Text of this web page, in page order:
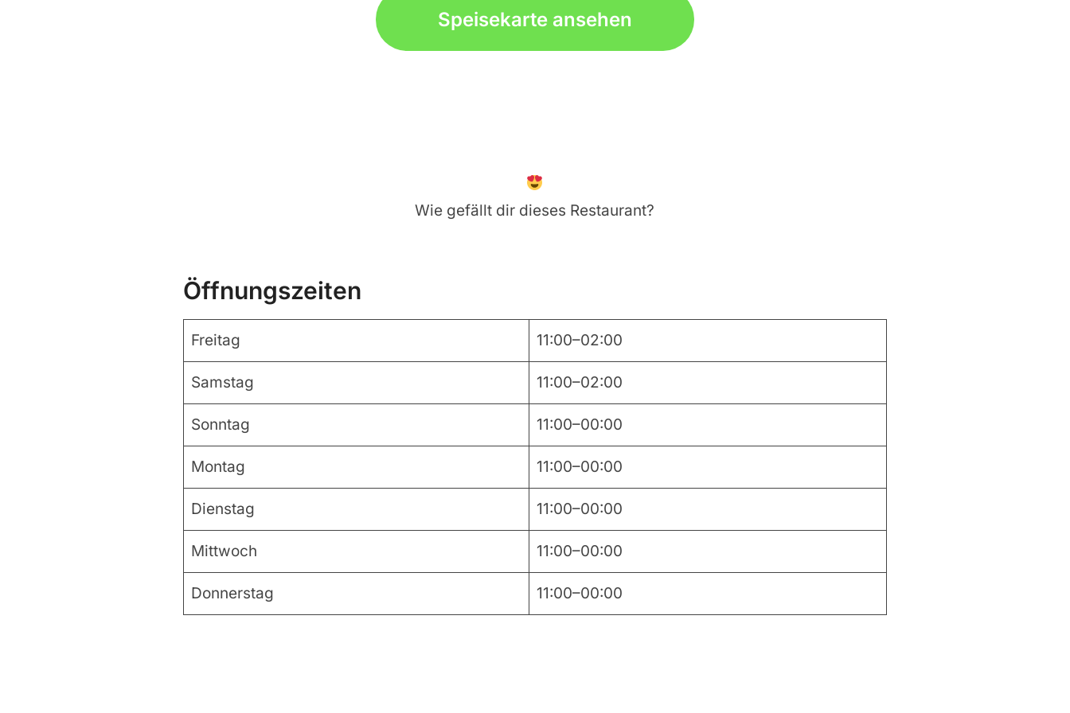
Speisekarte ansehen
Wie gefällt dir dieses Restaurant?
Öffnungszeiten
Freitag 11:00–02:00
Samstag 11:00–02:00
Sonntag 11:00–00:00
Montag 11:00–00:00
Dienstag 11:00–00:00
Mittwoch 11:00–00:00
Donnerstag 11:00–00:00